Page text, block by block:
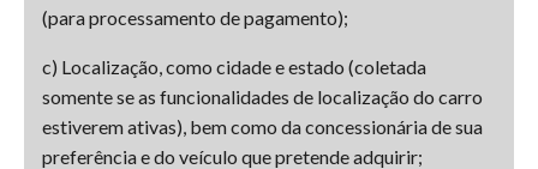
(para processamento de pagamento);
c) Localização, como cidade e estado (coletada
somente se as funcionalidades de localização do carro
estiverem ativas), bem como da concessionária de sua
preferência e do veículo que pretende adquirir;